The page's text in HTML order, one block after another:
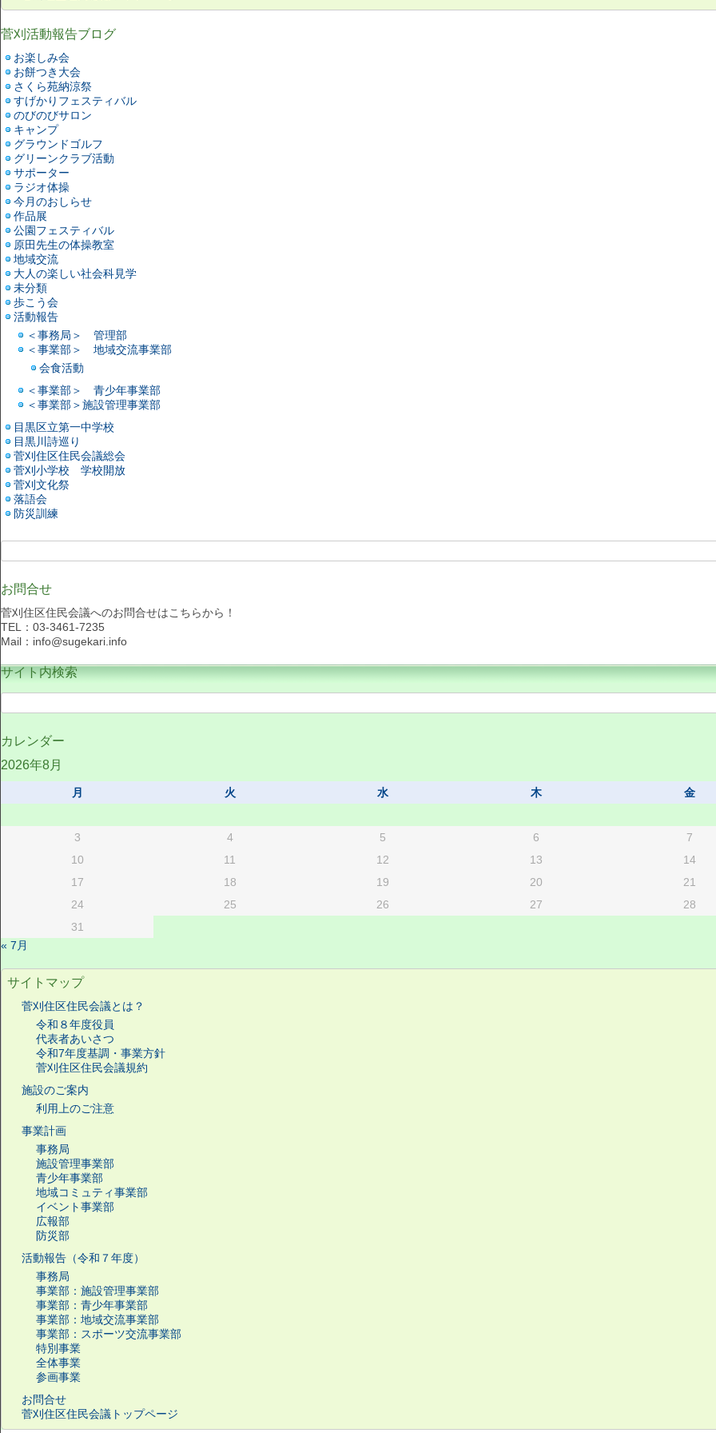
菅刈活動報告ブログ
お楽しみ会
お餅つき大会
さくら苑納涼祭
すげかりフェスティバル
のびのびサロン
キャンプ
グラウンドゴルフ
グリーンクラブ活動
サポーター
ラジオ体操
今月のおしらせ
作品展
公園フェスティバル
原田先生の体操教室
地域交流
大人の楽しい社会科見学
未分類
歩こう会
活動報告
＜事務局＞ 管理部
＜事業部＞ 地域交流事業部
会食活動
＜事業部＞ 青少年事業部
＜事業部＞施設管理事業部
目黒区立第一中学校
目黒川詩巡り
菅刈住区住民会議総会
菅刈小学校 学校開放
菅刈文化祭
落語会
防災訓練
お問合せ
菅刈住区住民会議へのお問合せはこちらから！
TEL：03-3461-7235
Mail：info@sugekari.info
サイト内検索
カレンダー
2026年8月
月 火 水 木 金
3
4 5 6 7
10
11 12 13 14
17
18 19 20 21
24
25 26 27 28
31
« 7月
サイトマップ
菅刈住区住民会議とは？
令和８年度役員
代表者あいさつ
令和7年度基調・事業方針
菅刈住区住民会議規約
施設のご案内
利用上のご注意
事業計画
事務局
施設管理事業部
青少年事業部
地域コミュティ事業部
イベント事業部
広報部
防災部
活動報告（令和７年度）
事務局
事業部：施設管理事業部
事業部：青少年事業部
事業部：地域交流事業部
事業部：スポーツ交流事業部
特別事業
全体事業
参画事業
お問合せ
菅刈住区住民会議トップページ